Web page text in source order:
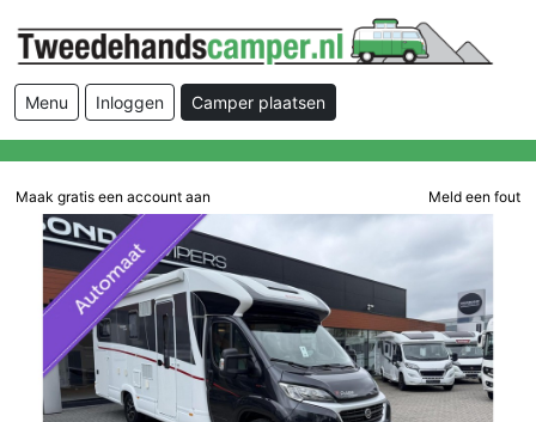
Menu Inloggen Camper plaatsen
Maak gratis een account aan Meld een fout